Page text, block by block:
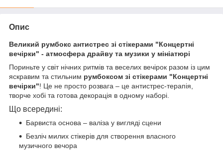
Опис
Великий румбокс антистрес зі стікерами "Концертні
вечірки" - атмосфера драйву та музики у мініатюрі
Пориньте у світ нічних ритмів та веселих вечірок разом із цим
яскравим та стильним румбоксом зі стікерами "Концертні
вечірки"! Це не просто розвага – це антистрес-терапія,
творче хобі та готова декорація в одному наборі.
Що всередині:
Барвиста основа – валіза у вигляді сцени
Безліч милих стікерів для створення власного
музичного вечора